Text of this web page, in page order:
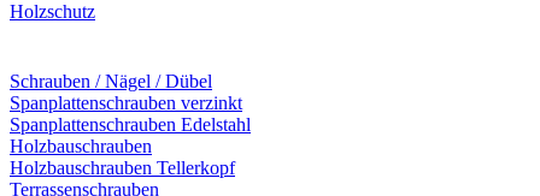
Holzschutz
Schrauben / Nägel / Dübel
Spanplattenschrauben verzinkt
Spanplattenschrauben Edelstahl
Holzbauschrauben
Holzbauschrauben Tellerkopf
Terrassenschrauben